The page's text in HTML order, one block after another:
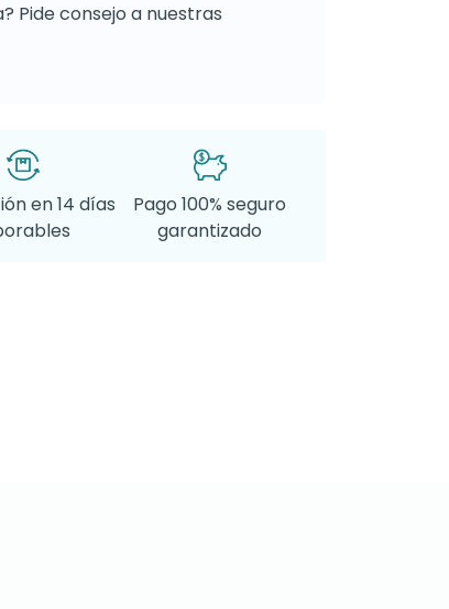
Pide consejo a nuestras
en 14 días
Pago 100% seguro
garantizado